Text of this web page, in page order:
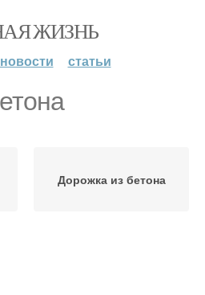
ЖИЗНЬ
новости статьи
Дорожка из бетона